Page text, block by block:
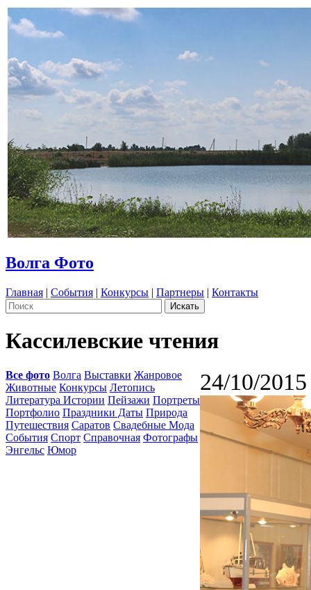
Волга Фото
Главная | События | Конкурсы | Партнеры | Контакты
Кассилевские чтения
Все фото Волга Выставки Жанровое
Животные Конкурсы Летопись
Литература Истории Пейзажи Портреты
Портфолио Праздники Даты Природа
Путешествия Саратов Свадебные Мода
События Спорт Справочная Фотографы
Энгельс Юмор
24/10/